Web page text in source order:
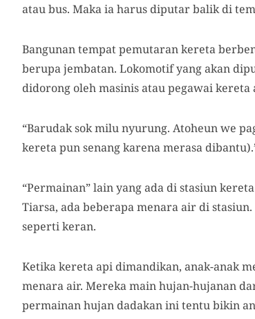
atau bus. Maka ia harus diputar balik di
Bangunan tempat pemutaran kereta
berupa jembatan. Lokomotif yang akan
didorong oleh masinis atau pegawai
“Barudak sok milu nyurung. Atoheun we
kereta pun senang karena merasa
“Permainan” lain yang ada di stasiun
Tiarsa, ada beberapa menara air di
seperti keran.
Ketika kereta api dimandikan, anak-anak
menara air. Mereka main hujan-hujanan
permainan hujan dadakan ini tentu bikin